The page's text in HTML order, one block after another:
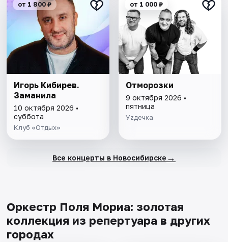
от 1 800 ₽
Игорь Кибирев.
Заманила
10 октября 2026 •
суббота
Клуб «Отдых»
от 1 000 ₽
Отморозки
9 октября 2026 •
пятница
Уzдечка
Все концерты в Новосибирске →
Оркестр Поля Мориа: золотая
коллекция из репертуара в других
городах